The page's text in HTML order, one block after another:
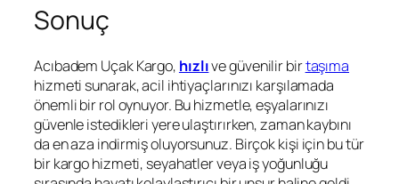
Sonuç
Acıbadem Uçak Kargo, hızlıve güvenilir birtaşıma
hizmeti sunarak, acil ihtiyaçlarınızı karşılamada
önemli bir rol oynuyor. Bu hizmetle, eşyalarınızı
güvenle istedikleri yere ulaştırırken, zaman kaybını
da en aza indirmiş oluyorsunuz. Birçok kişi için bu tür
bir kargo hizmeti, seyahatler veya iş yoğunluğu